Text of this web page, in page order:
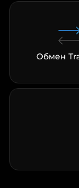
Обмен